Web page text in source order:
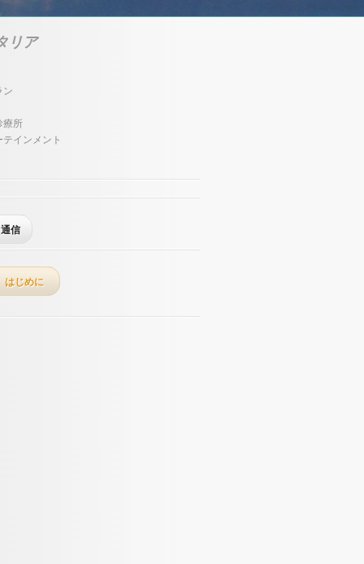
リア
ン
療所
インメント
通信
はじめに